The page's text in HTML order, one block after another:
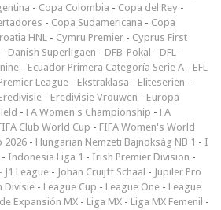
- Copa Colombia - Copa del Rey -
- Copa Sudamericana - Copa
HNL - Cymru Premier - Cyprus First
- Danish Superligaen - DFB-Pokal - DFL-
- Ecuador Primera Categoría Serie A - EFL
League - Ekstraklasa - Eliteserien -
- Eredivisie Vrouwen - Europa
- FA Women's Championship - FA
Club World Cup - FIFA Women's World
2026 - Hungarian Nemzeti Bajnokság NB 1 - I
- Indonesia Liga 1 - Irish Premier Division -
J1 League - Johan Cruijff Schaal - Jupiler Pro
Divisie - League Cup - League One - League
Expansión MX - Liga MX - Liga MX Femenil -